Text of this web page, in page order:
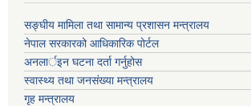
सङ्‍घीय मामिला तथा सामान्य प्रशासन मन्त्रालय
नेपाल सरकारको आधिकारिक पोर्टल
अनलार्इन घटना दर्ता गर्नुहोस
स्वास्थ्य तथा जनसंख्या मन्त्रालय
गृह मन्त्रालय